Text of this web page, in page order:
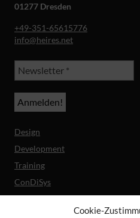
Cookie-
01277 Dresden
+49-351-65615776
info@heires.net
Design
Development
Training
ConDiSys
Barrierefreiheit
Mobile Lösungen